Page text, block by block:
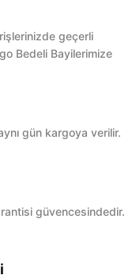
geçerli
Bedeli Bayilerimize
gün kargoya verilir.
güvencesindedir.